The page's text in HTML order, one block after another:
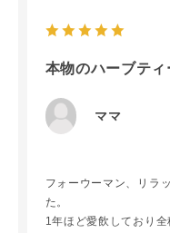
本物のハーブティ
ママ
フォーウーマン、リラ
た。
1年ほど愛飲しており